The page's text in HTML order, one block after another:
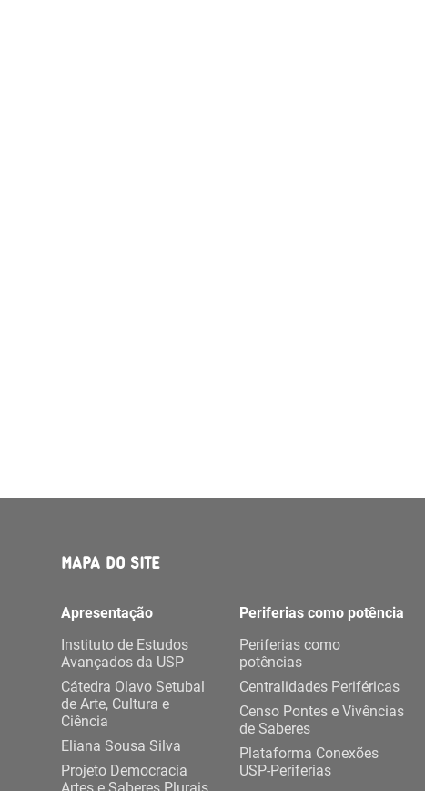
MAPA DO SITE
Apresentação
Instituto de Estudos
Avançados da USP
Cátedra Olavo Setubal
de Arte, Cultura e
Ciência
Eliana Sousa Silva
Projeto Democracia
Periferias como potência
Periferias como
potências
Centralidades Periféricas
Censo Pontes e Vivências
de Saberes
Plataforma Conexões
USP-Periferias